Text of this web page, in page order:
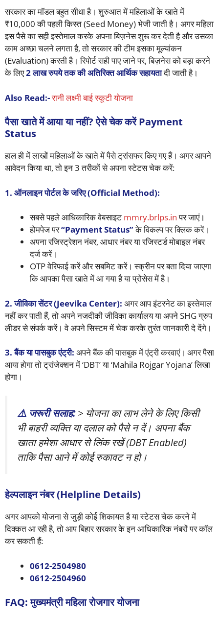
सरकार का मॉडल बहुत सीधा है। शुरुआत में महिलाओं के खाते में
₹10,000 की पहली किस्त (Seed Money) भेजी जाती है। अगर महिला
इस पैसे का सही इस्तेमाल करके अपना बिज़नेस शुरू कर देती है और उसका
काम अच्छा चलने लगता है, तो सरकार की टीम इसका मूल्यांकन
(Evaluation) करती है। रिपोर्ट सही पाए जाने पर, बिज़नेस को बड़ा करने
के लिए2 लाख रुपये तक की अतिरिक्त आर्थिक सहायतादी जाती है।
Also Read:-रानी लक्ष्मी बाई स्कूटी योजना
पैसा खाते में आया या नहीं? ऐसे चेक करें Payment
Status
हाल ही में लाखों महिलाओं के खाते में पैसे ट्रांसफर किए गए हैं। अगर आपने
आवेदन किया था, तो इन 3 तरीकों से अपना स्टेटस चेक करें:
1. ऑनलाइन पोर्टल के जरिए (Official Method):
सबसे पहले आधिकारिक वेबसाइट mmry.brlps.inपर जाएं।
होमपेज पर“Payment Status”के विकल्प पर क्लिक करें।
अपना रजिस्ट्रेशन नंबर, आधार नंबर या रजिस्टर्ड मोबाइल नंबर
दर्ज करें।
OTP वेरिफाई करें और सबमिट करें। स्क्रीन पर बता दिया जाएगा
कि आपका पैसा खाते में आ गया है या प्रोसेस में है।
2. जीविका सेंटर (Jeevika Center): अगर आप इंटरनेट का इस्तेमाल
नहीं कर पाती हैं, तो अपने नजदीकी जीविका कार्यालय या अपने SHG ग्रुप
लीडर से संपर्क करें। वे अपने सिस्टम में चेक करके तुरंत जानकारी दे देंगे।
3. बैंक या पासबुक एंट्री: अपने बैंक की पासबुक में एंट्री करवाएं। अगर पैसा
आया होगा तो ट्रांजेक्शन में ‘DBT’ या ‘Mahila Rojgar Yojana’ लिखा
होगा।
⚠️ जरूरी सलाह:> योजना का लाभ लेने के लिए किसी
भी बाहरी व्यक्ति या दलाल को पैसे न दें। अपना बैंक
खाता हमेशा आधार से लिंक रखें (DBT Enabled)
ताकि पैसा आने में कोई रुकावट न हो।
हेल्पलाइन नंबर (Helpline Details)
अगर आपको योजना से जुड़ी कोई शिकायत है या स्टेटस चेक करने में
दिक्कत आ रही है, तो आप बिहार सरकार के इन आधिकारिक नंबरों पर कॉल
कर सकती हैं:
0612-2504980
0612-2504960
FAQ: मुख्यमंत्री महिला रोजगार योजना